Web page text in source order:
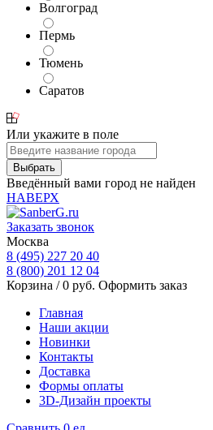
Волгоград
Пермь
Тюмень
Саратов
Или укажите в поле
Введённый вами город не найден
НАВЕРХ
Заказать звонок
Москва
8 (495) 227 20 40
8 (800) 201 12 04
Корзина /0 руб. Оформить заказ
Главная
Наши акции
Новинки
Контакты
Доставка
Формы оплаты
3D-Дизайн проекты